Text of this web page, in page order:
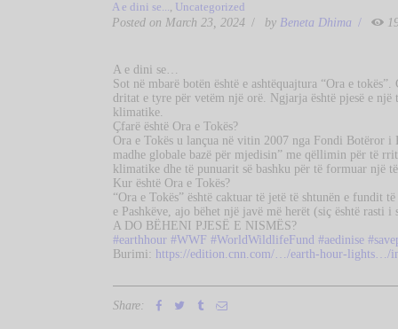
A e dini se..., Uncategorized
Posted on March 23, 2024 by Beneta Dhima
A e dini se…
Sot në mbarë botën është e ashtëquajtura “Ora e
dritat e tyre për vetëm një orë. Ngjarja është pjesë e
klimatike.
Çfarë është Ora e Tokës?
Ora e Tokës u lançua në vitin 2007 nga Fondi Botëror
madhe globale bazë për mjedisin” me qëllimin për të
klimatike dhe të punuarit së bashku për të formuar një
Kur është Ora e Tokës?
“Ora e Tokës” është caktuar të jetë të shtunën e fundit
e Pashkëve, ajo bëhet një javë më herët (siç është rasti
A DO BËHENI PJESË E NISMËS?
#earthhour #WWF #WorldWildlifeFund #aedinise
Burimi: https://edition.cnn.com/…/earth-hour-lights…/
Share: